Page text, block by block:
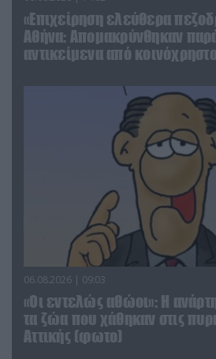
«Επιχείρηση ελεύθερα
Αθήνα: Απομακρύνθηκαν
αντικείμενα από
06.08.2026 | 09:03
«Οι εντελώς αθώοι»: Η
τα ζώα που χάθηκαν στις
Αττικής (φωτο)